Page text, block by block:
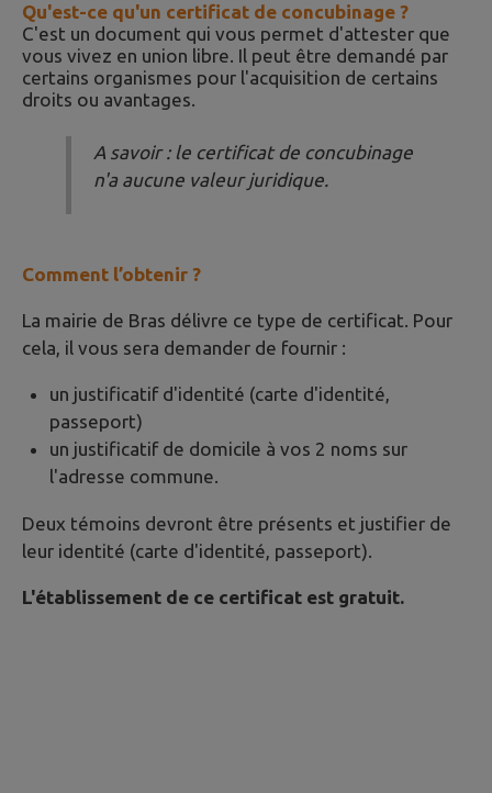
Qu'est-ce qu'un certificat de concubinage ?
C'est un document qui vous permet d'attester que
vous vivez en union libre. Il peut être demandé par
certains organismes pour l'acquisition de certains
droits ou avantages.
A savoir : le certificat de concubinage
n'a aucune valeur juridique.
Comment l’obtenir ?
La mairie de Bras délivre ce type de certificat. Pour
cela, il vous sera demander de fournir :
un justificatif d'identité (carte d'identité,
passeport)
un justificatif de domicile à vos 2 noms sur
l'adresse commune.
Deux témoins devront être présents et justifier de
leur identité (carte d'identité, passeport).
L'établissement de ce certificat est gratuit.